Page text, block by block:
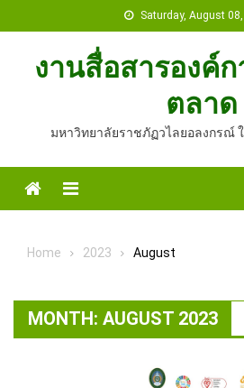
to
Saturday, August
งานสื่อสารองค์
ตลาด
มหาวิทยาลัยราชภัฏวไลยอลงกรณ์
HomeMenu
Home 2023 August
MONTH: AUGUST 2023